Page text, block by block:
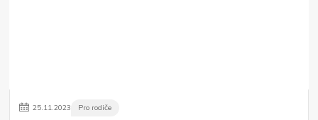
25.11.2023 Pro rodiče